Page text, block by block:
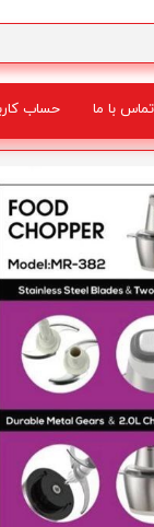
تماس با ما حساب